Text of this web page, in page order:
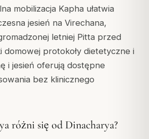
mobilizacja Kapha ułatwia
jesień na Virechana,
letniej Pitta przed
domowej protokoły dietetyczne i
i jesień oferują dostępne
bez klinicznego
różni się od Dinacharya?